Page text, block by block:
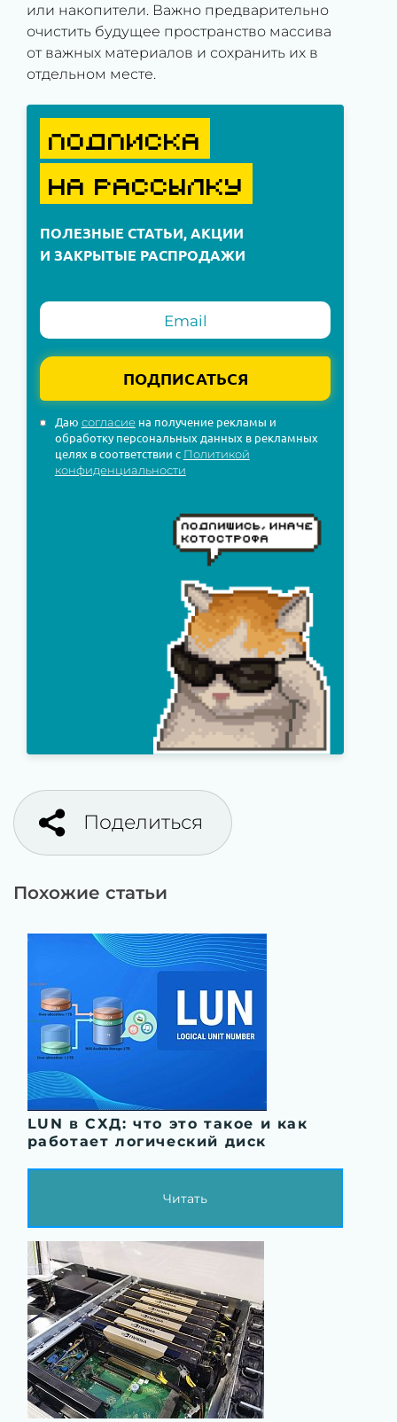
или накопители. Важно предварительно
очистить будущее пространство массива
от важных материалов и сохранить их в
отдельном месте.
ПОДПИСКА
НА РАССЫЛКУ
ПОЛЕЗНЫЕ СТАТЬИ, АКЦИИ
И ЗАКРЫТЫЕ РАСПРОДАЖИ
ПОДПИСАТЬСЯ
Даю согласиена получение рекламы и
обработку персональных данных в рекламных
целях в соответствии с Политикой
конфиденциальности
Поделиться
Похожие статьи
LUN в СХД: что это такое и как
работает логический диск
Читать